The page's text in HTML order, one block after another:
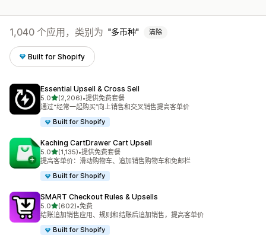
1,040 个应用，类别为 多币种 清除
Built for Shopify
Essential Upsell & Cross Sell
5.0星（满分 5 星）
(2,206)
总共 2206 条评论
•提供免费套餐
通过“经常一起购买”向上销售和交叉销售提高客单价
Built for Shopify
Kaching CartDrawer Cart Upsell
5.0星（满分 5 星）
(1,135)
总共 1135 条评论
•提供免费套餐
提高客单价：滑动购物车、追加销售购物车和免邮栏
Built for Shopify
SMART Checkout Rules & Upsells
5.0星（满分 5 星）
(602)
总共 602 条评论
•免费
结账追加销售应用、规则和结账后追加销售，提高客单价
Built for Shopify